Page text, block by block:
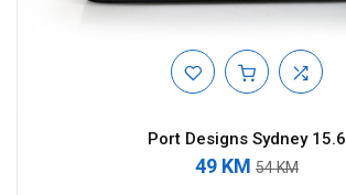
Port Designs Sydney 15.6
49 KM 54 KM